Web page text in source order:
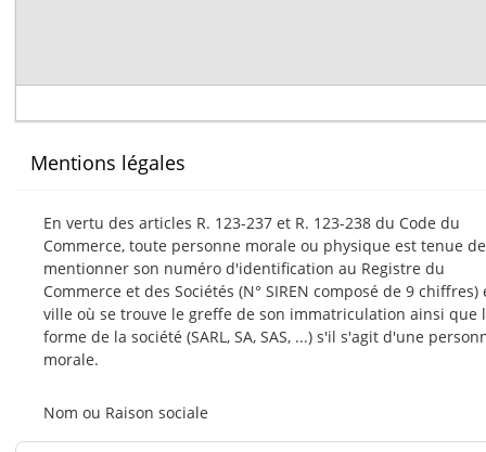
Mentions légales
En vertu des articles R. 123-237 et R. 123-238 du Code du
Commerce, toute personne morale ou physique est tenue de
mentionner son numéro d'identification au Registre du
Commerce et des Sociétés (N° SIREN composé de 9 chiffres)
ville où se trouve le greffe de son immatriculation ainsi que
forme de la société (SARL, SA, SAS, ...) s'il s'agit d'une
morale.
Nom ou Raison sociale